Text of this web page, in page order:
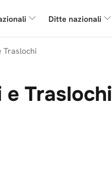
Ditte nazionali
Traslochi
Traslochi